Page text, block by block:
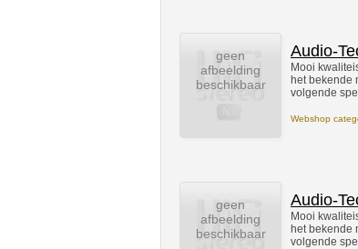
geen
afbeelding
beschikbaar
Audio-
Mooi
het bekende
volgende
Webshop
geen
afbeelding
beschikbaar
Audio-
Mooi
het bekende
volgende